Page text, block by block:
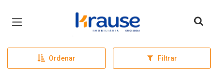
Página inicial
Ordenar Filtrar